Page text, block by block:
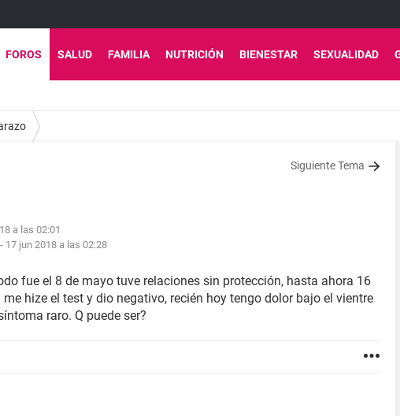
FOROS SALUD FAMILIA NUTRICIÓN BIENESTAR SEXUALIDAD
Siguiente Tema
a las 02:01
- 17 jun 2018 a las 02:28
fue el 8 de mayo tuve relaciones sin protección, hasta ahora 16
hize el test y dio negativo, recién hoy tengo dolor bajo el vientre
raro. Q puede ser?